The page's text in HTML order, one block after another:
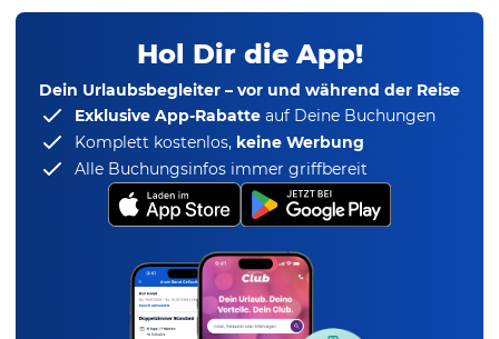
Hol Dir die App!
Dein Urlaubsbegleiter – vor und während der Reise
Exklusive App-Rabatte auf Deine Buchungen
Komplett kostenlos, keine Werbung
Alle Buchungsinfos immer griffbereit